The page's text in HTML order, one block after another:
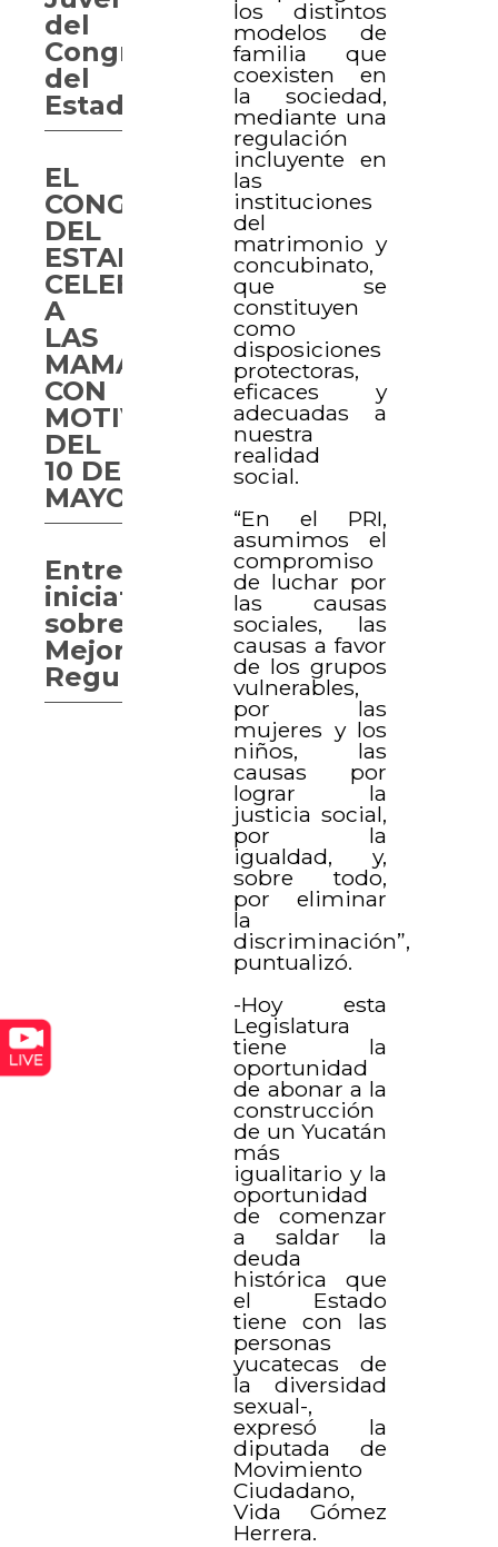
los distintos
modelos de
familia que
coexisten en
la sociedad,
mediante una
regulación
incluyente en
las
instituciones
del
matrimonio y
concubinato,
que se
constituyen
como
disposiciones
protectoras,
eficaces y
adecuadas a
nuestra
realidad
social.
“En el PRI,
asumimos el
compromiso
de luchar por
las causas
sociales, las
causas a favor
de los grupos
vulnerables,
por las
mujeres y los
niños, las
causas por
lograr la
justicia social,
por la
igualdad, y,
sobre todo,
por eliminar
la
discriminación”,
puntualizó.
-Hoy esta
Legislatura
tiene la
oportunidad
de abonar a la
construcción
de un Yucatán
más
igualitario y la
oportunidad
de comenzar
a saldar la
deuda
histórica que
el Estado
tiene con las
personas
yucatecas de
la diversidad
sexual-,
expresó la
diputada de
Movimiento
Ciudadano,
Vida Gómez
Herrera.
del
Congreso
del
Estado
EL
CONGRESO
DEL
ESTADO
CELEBRA
A
LAS
MAMÁS
CON
MOTIVO
DEL
10 DE
MAYO
Entregan
iniciativa
sobre
Mejora
Regulatoria